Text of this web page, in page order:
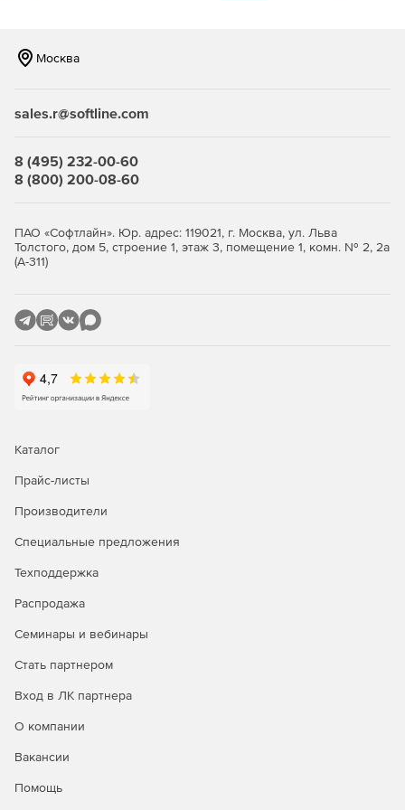
Москва
sales.r@softline.com
8 (495) 232-00-60
8 (800) 200-08-60
ПАО «Софтлайн». Юр. адрес: 119021, г. Москва, ул. Льва
Толстого, дом 5, строение 1, этаж 3, помещение 1, комн. № 2, 2а
(А-311)
Каталог
Прайс-листы
Производители
Специальные предложения
Техподдержка
Распродажа
Семинары и вебинары
Стать партнером
Вход в ЛК партнера
О компании
Вакансии
Помощь